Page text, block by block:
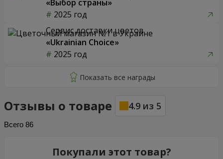
«Выбор страны»
2025 год
Сервис доставки цветов
«Ukrainian Choice»
2025 год
Отзывы о товаре 4.9 из 5
Всего 86
Покупали этот товар?